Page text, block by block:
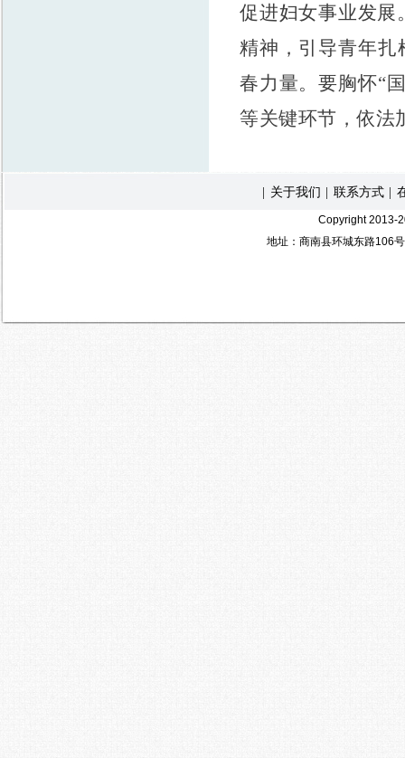
促进妇女事业发展
精神，引导青年扎
春力量。要胸怀“
等关键环节，依法
关于我们 联系方式
Copyright 2013-
地址：商南县环城东路106